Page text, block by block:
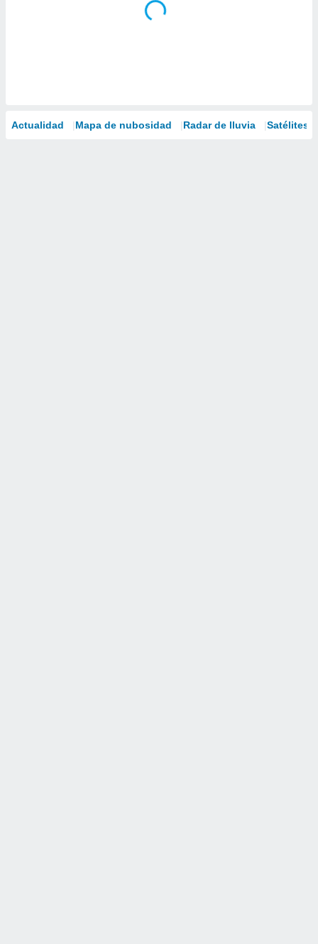
Actualidad Mapa de nubosidad Radar de lluvia Satélites